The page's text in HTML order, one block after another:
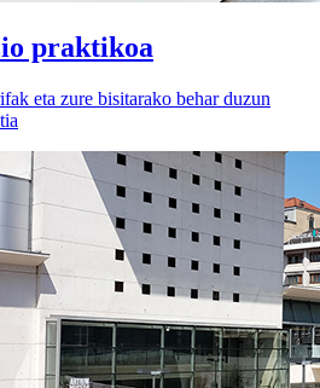
praktikoa
eta zure bisitarako behar duzun